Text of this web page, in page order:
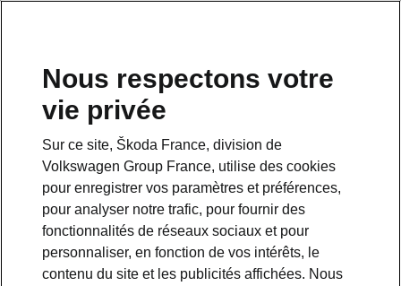
Nous respectons votre
vie privée
Sur ce site, Škoda France, division de
Volkswagen Group France, utilise des cookies
pour enregistrer vos paramètres et préférences,
pour analyser notre trafic, pour fournir des
fonctionnalités de réseaux sociaux et pour
personnaliser, en fonction de vos intérêts, le
contenu du site et les publicités affichées. Nous